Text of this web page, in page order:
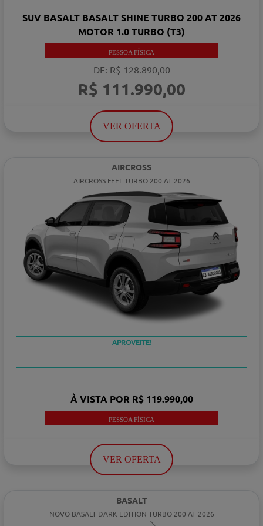
SUV BASALT BASALT SHINE TURBO 200 AT 2026
MOTOR 1.0 TURBO (T3)
PESSOA FÍSICA
DE: R$ 128.890,00
R$ 111.990,00
VER OFERTA
AIRCROSS
AIRCROSS FEEL TURBO 200 AT 2026
APROVEITE!
À VISTA POR R$ 119.990,00
PESSOA FÍSICA
VER OFERTA
BASALT
NOVO BASALT DARK EDITION TURBO 200 AT 2026